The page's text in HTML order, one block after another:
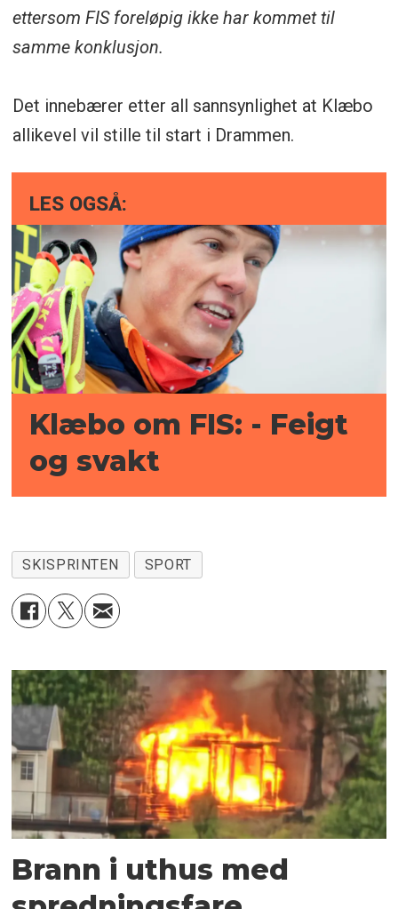
ettersom FIS foreløpig ikke har kommet til
samme konklusjon.
Det innebærer etter all sannsynlighet at Klæbo
allikevel vil stille til start i Drammen.
LES OGSÅ:
Klæbo om FIS: - Feigt
og svakt
SKISPRINTEN SPORT
Brann i uthus med